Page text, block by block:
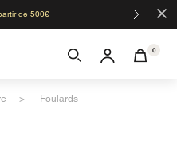
de 500€ ×
0
Foulards